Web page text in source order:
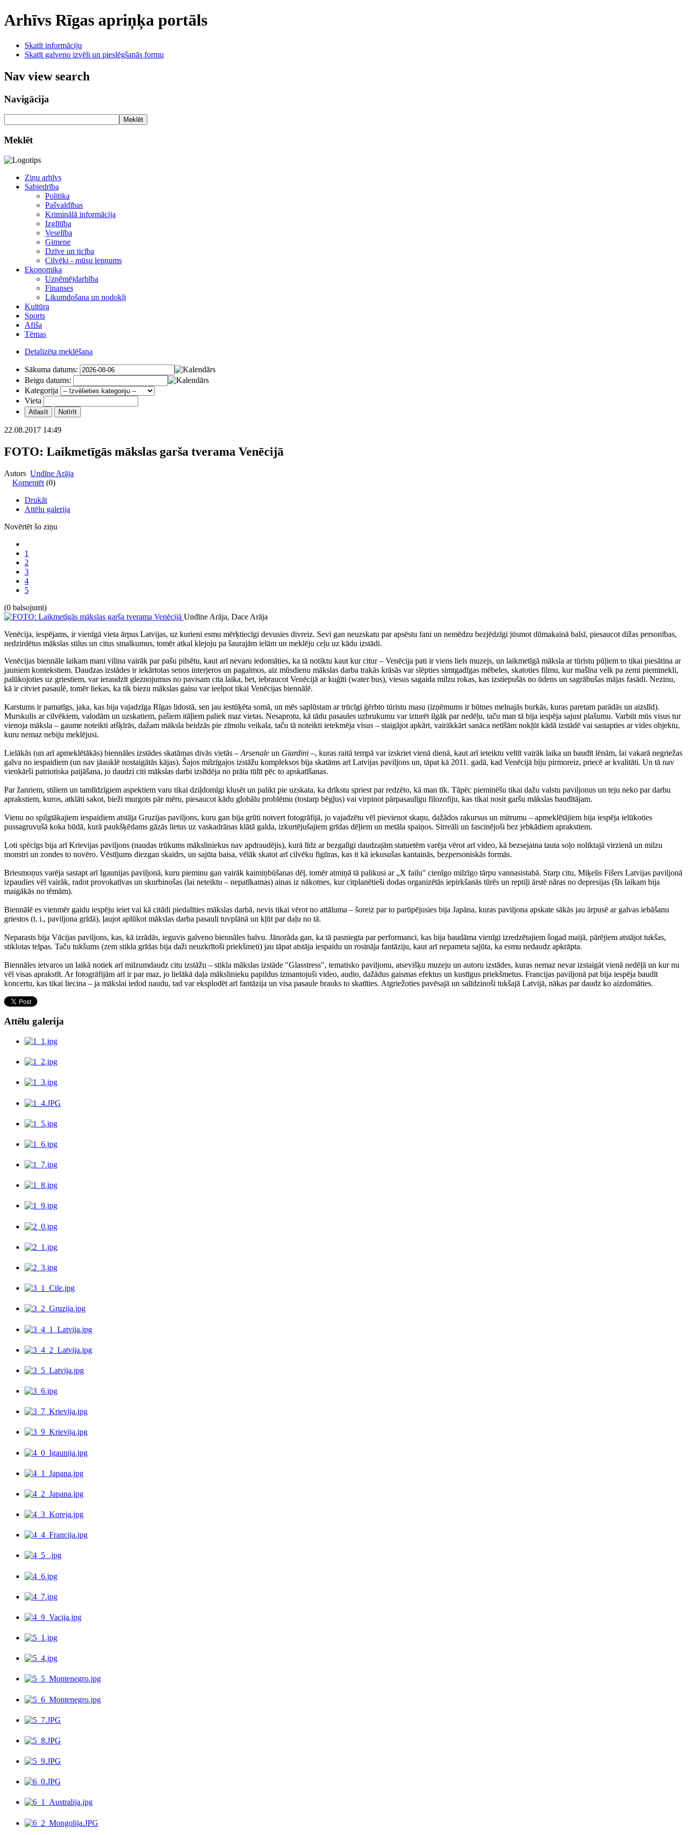
Arhīvs Rīgas apriņķa portāls
Skatīt informāciju
Skatīt galveno izvēli un pieslēgšanās formu
Nav view search
Navigācija
Meklēt
Meklēt
Ziņu arhīvs
Sabiedrība
Politika
Pašvaldības
Kriminālā informācija
Izglītība
Veselība
Ģimene
Dzīve un ticība
Cilvēki - mūsu lepnums
Ekonomika
Uzņēmējdarbība
Finanses
Likumdošana un nodokļi
Kultūra
Sports
Afiša
Tēmas
Detalizēta meklēšana
Sākuma datums:
Beigu datums:
Kategorija
Vieta
22.08.2017 14:49
FOTO: Laikmetīgās mākslas garša tverama Venēcijā
Autors Undīne Arāja
Komentēt (0)
Drukāt
Attēlu galerija
Novērtēt šo ziņu
1
2
3
4
5
(0 balsojumi)
Undīne Arāja, Dace Arāja
Venēcija, iespējams, ir vienīgā vieta ārpus Latvijas, uz kurieni esmu mērķtiecīgi devusies divreiz. Sevi gan neuzskatu par apsēstu fani un nemēdzu bezjēdzīgi jūsmot dūmakainā balsī, piesaucot dižas personības,
nedzirdētus mākslas stilus un citus smalkumus, tomēr atkal klejoju pa šaurajām ielām un meklēju ceļu uz kādu izstādi.
Venēcijas biennāle laikam mani vilina vairāk par pašu pilsētu, kaut arī nevaru iedomāties, ka tā notiktu kaut kur citur – Venēcija pati ir viens liels muzejs, un laikmetīgā māksla ar tūristu pūļiem to tikai piesātina ar
jauniem kontekstiem. Daudzas izstādes ir iekārtotas senos interjeros un pagalmos, aiz mūsdienu mākslas darba trakās krāsās var slēpties simtgadīgas mēbeles, skatoties filmu, kur mašīna velk pa zemi pieminekli,
palūkojoties uz griestiem, var ieraudzīt gleznojumus no pavisam cita laika, bet, iebraucot Venēcijā ar kuģīti (water bus), viesus sagaida milzu rokas, kas izstiepušās no ūdens un sagrābušas mājas fasādi. Nezinu,
kā ir citviet pasaulē, tomēr liekas, ka tik biezu mākslas gaisu var ieelpot tikai Venēcijas biennālē.
Karstums ir pamatīgs, jaka, kas bija vajadzīga Rīgas lidostā, sen jau iestūķēta somā, un mēs saplūstam ar trūcīgi ģērbto tūristu masu (izņēmums ir būtnes melnajās burkās, kuras paretam parādās un aizslīd).
Murskulis ar cilvēkiem, valodām un uzskatiem, pašiem itāļiem paliek maz vietas. Nesaprotu, kā tādu pasaules uzbrukumu var izturēt ilgāk par nedēļu, taču man tā bija iespēja sajust plašumu. Varbūt mūs visus tur
vienoja māksla – gaume noteikti atšķīrās, dažam māksla beidzās pie zīmolu veikala, taču tā noteikti ietekmēja visus – staigājot apkārt, vairākkārt sanāca netīšām nokļūt kādā izstādē vai sastapties ar vides objektu,
kuru nemaz nebiju meklējusi.
Lielākās (un arī apmeklētākās) biennāles izstādes skatāmas divās vietās – Arsenale un Giardini –, kuras raitā tempā var izskriet vienā dienā, kaut arī ieteiktu veltīt vairāk laika un baudīt lēnām, lai vakarā negriežas
galva no iespaidiem (un nav jāauklē nostaigātās kājas). Šajos milzīgajos izstāžu kompleksos bija skatāms arī Latvijas paviljons un, tāpat kā 2011. gadā, kad Venēcijā biju pirmoreiz, priecē ar kvalitāti. Un tā nav
vienkārši patriotiska paijāšana, jo daudzi citi mākslas darbi izslīdēja no prāta tūlīt pēc to apskatīšanas.
Par žanriem, stiliem un tamlīdzīgiem aspektiem varu tikai dziļdomīgi klusēt un palikt pie uzskata, ka drīkstu spriest par redzēto, kā man tīk. Tāpēc pieminēšu tikai dažu valstu paviljonus un teju neko par darbu
aprakstiem, kuros, atklāti sakot, bieži murgots pār mēru, piesaucot kādu globālu problēmu (tostarp bēgļus) vai virpinot pārpasaulīgu filozofiju, kas tikai nosit garšu mākslas baudītājam.
Vienu no spilgtākajiem iespaidiem atstāja Gruzijas paviljons, kuru gan bija grūti notvert fotogrāfijā, jo vajadzētu vēl pievienot skaņu, dažādos rakursus un mitrumu – apmeklētājiem bija iespēja ielūkoties
pussagruvušā koka būdā, kurā paukšķēdams gāzās lietus uz vaskadrānas klātā galda, izkurtējušajiem grīdas dēļiem un metāla spaiņos. Sirreāli un fascinējoši bez jebkādiem aprakstiem.
Ļoti spēcīgs bija arī Krievijas paviljons (naudas trūkums māksliniekus nav apdraudējis), kurā līdz ar bezgalīgi daudzajām statuetēm varēja vērot arī video, kā bezsejaina tauta soļo noliktajā virzienā un milzu
monstri un zondes to novēro. Vēstījums diezgan skaidrs, un sajūta baisa, vēlāk skatot arī cilvēku figūras, kas it kā iekusušas kantainās, bezpersoniskās formās.
Briesmoņus varēja sastapt arī Igaunijas paviljonā, kuru pieminu gan vairāk kaimiņbūšanas dēļ, tomēr atmiņā tā palikusi ar „X failu" cienīgo milzīgo tārpu vannasistabā. Starp citu, Miķelis Fišers Latvijas paviljonā
izpaudies vēl vairāk, radot provokatīvas un skurbinošas (lai neteiktu – nepatīkamas) ainas iz nākotnes, kur citplanētieši dodas organizētās iepirkšanās tūrēs un reptiļi ārstē nāras no depresijas (šīs laikam bija
maigākās no tēmām).
Biennālē es vienmēr gaidu iespēju ieiet vai kā citādi piedalīties mākslas darbā, nevis tikai vērot no attāluma – šoreiz par to parūpējusies bija Japāna, kuras paviljona apskate sākās jau ārpusē ar galvas iebāšanu
griestos (t. i., paviljona grīdā), ļaujot aplūkot mākslas darba pasauli tuvplānā un kļūt par daļu no tā.
Neparasts bija Vācijas paviljons, kas, kā izrādās, ieguvis galveno biennāles balvu. Jānorāda gan, ka tā pasniegta par performanci, kas bija baudāma vienīgi izredzētajiem šogad maijā, pārējiem atstājot tukšas,
stiklotas telpas. Taču tukšums (zem stikla grīdas bija daži neuzkrītoši priekšmeti) jau tāpat atstāja iespaidu un rosināja fantāziju, kaut arī nepameta sajūta, ka esmu nedaudz apkrāpta.
Biennāles ietvaros un laikā notiek arī milzumdaudz citu izstāžu – stikla mākslas izstāde "Glasstress", tematisko paviljonu, atsevišķu muzeju un autoru izstādes, kuras nemaz nevar izstaigāt vienā nedēļā un kur nu
vēl visas aprakstīt. Ar fotogrāfijām arī ir par maz, jo lielākā daļa mākslinieku papildus izmantojuši video, audio, dažādus gaismas efektus un kustīgus priekšmetus. Francijas paviljonā pat bija iespēja baudīt
koncertu, kas tikai liecina – ja mākslai iedod naudu, tad var eksplodēt arī fantāzija un visa pasaule brauks to skatīties. Atgriežoties pavēsajā un salīdzinoši tukšajā Latvijā, nākas par daudz ko aizdomāties.
Attēlu galerija